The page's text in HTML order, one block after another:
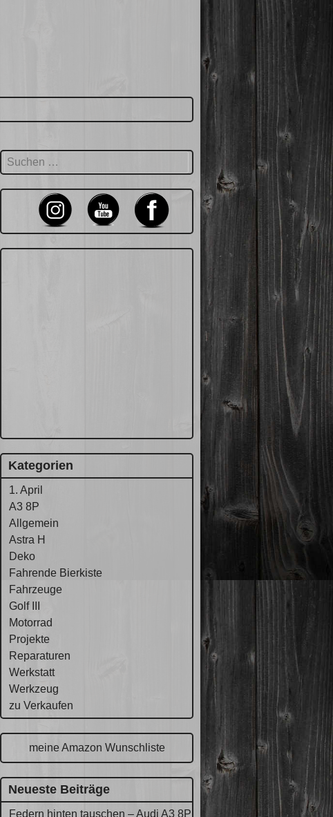
Suchen
nach:
Kategorien
1. April
A3 8P
Allgemein
Astra H
Deko
Fahrende Bierkiste
Fahrzeuge
Golf III
Motorrad
Projekte
Reparaturen
Werkstatt
Werkzeug
zu Verkaufen
meine Amazon Wunschliste
Neueste Beiträge
Federn hinten tauschen – Audi A3 8P